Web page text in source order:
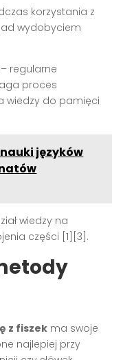
korzystania z
wydobyciem
regularne
proces
wiedzy do pamięci
języków
wiedzy na
części [1][3].
z fiszek ma swoje
najlepiej przy